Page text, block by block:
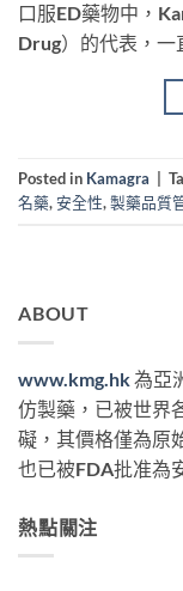
口服ED藥物中，
Drug）的代表，
Posted in Kamagra
名藥,安全性,製藥品質
ABOUT
www.kmg.hk為亞
仿製藥，已被世界
礙，其價格僅為原
也已被FDA批准為
熱點關注